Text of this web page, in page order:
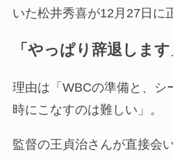
いた松井秀喜が12月27日に
「やっぱり辞退します
理由は「WBCの準備と、シ
時にこなすのは難しい」。
監督の王貞治さんが直接会